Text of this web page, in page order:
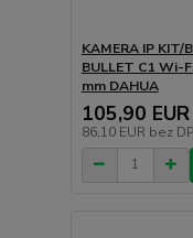
KAMERA IP KIT/
BULLET C1 Wi-
mm DAHUA
105,90 EUR
86,10 EUR bez